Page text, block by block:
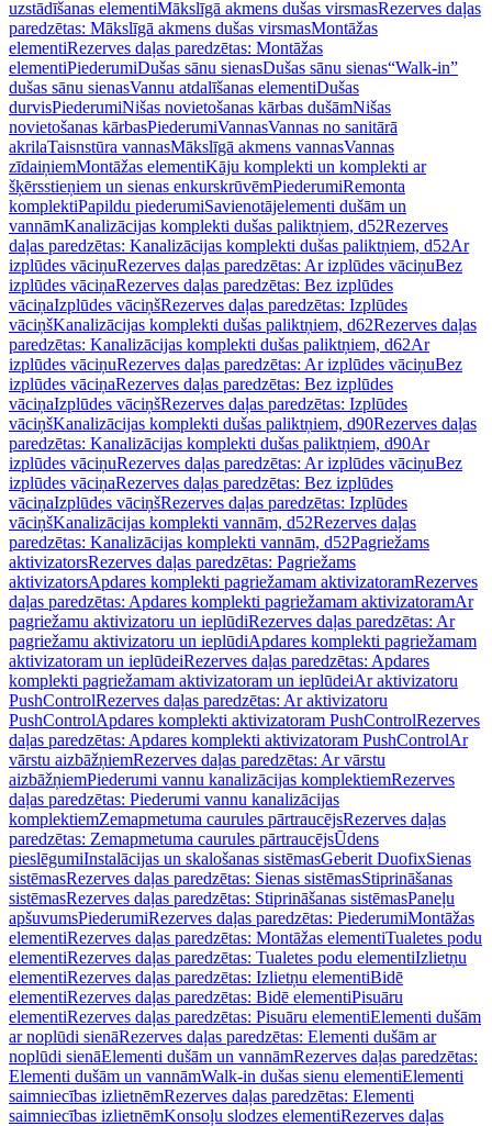
uzstādīšanas elementiMākslīgā akmens dušas virsmasRezerves daļas
paredzētas: Mākslīgā akmens dušas virsmasMontāžas
elementiRezerves daļas paredzētas: Montāžas
elementiPiederumiDušas sānu sienasDušas sānu sienas“Walk-in”
dušas sānu sienasVannu atdalīšanas elementiDušas
durvisPiederumiNišas novietošanas kārbas dušāmNišas
novietošanas kārbasPiederumiVannasVannas no sanitārā
akrilaTaisnstūra vannasMākslīgā akmens vannasVannas
zīdaiņiemMontāžas elementiKāju komplekti un komplekti ar
šķērsstieņiem un sienas enkurskrūvēmPiederumiRemonta
komplektiPapildu piederumiSavienotājelementi dušām un
vannāmKanalizācijas komplekti dušas paliktņiem, d52Rezerves
daļas paredzētas: Kanalizācijas komplekti dušas paliktņiem, d52Ar
izplūdes vāciņuRezerves daļas paredzētas: Ar izplūdes vāciņuBez
izplūdes vāciņaRezerves daļas paredzētas: Bez izplūdes
vāciņaIzplūdes vāciņšRezerves daļas paredzētas: Izplūdes
vāciņšKanalizācijas komplekti dušas paliktņiem, d62Rezerves daļas
paredzētas: Kanalizācijas komplekti dušas paliktņiem, d62Ar
izplūdes vāciņuRezerves daļas paredzētas: Ar izplūdes vāciņuBez
izplūdes vāciņaRezerves daļas paredzētas: Bez izplūdes
vāciņaIzplūdes vāciņšRezerves daļas paredzētas: Izplūdes
vāciņšKanalizācijas komplekti dušas paliktņiem, d90Rezerves daļas
paredzētas: Kanalizācijas komplekti dušas paliktņiem, d90Ar
izplūdes vāciņuRezerves daļas paredzētas: Ar izplūdes vāciņuBez
izplūdes vāciņaRezerves daļas paredzētas: Bez izplūdes
vāciņaIzplūdes vāciņšRezerves daļas paredzētas: Izplūdes
vāciņšKanalizācijas komplekti vannām, d52Rezerves daļas
paredzētas: Kanalizācijas komplekti vannām, d52Pagriežams
aktivizatorsRezerves daļas paredzētas: Pagriežams
aktivizatorsApdares komplekti pagriežamam aktivizatoramRezerves
daļas paredzētas: Apdares komplekti pagriežamam aktivizatoramAr
pagriežamu aktivizatoru un ieplūdiRezerves daļas paredzētas: Ar
pagriežamu aktivizatoru un ieplūdiApdares komplekti pagriežamam
aktivizatoram un ieplūdeiRezerves daļas paredzētas: Apdares
komplekti pagriežamam aktivizatoram un ieplūdeiAr aktivizatoru
PushControlRezerves daļas paredzētas: Ar aktivizatoru
PushControlApdares komplekti aktivizatoram PushControlRezerves
daļas paredzētas: Apdares komplekti aktivizatoram PushControlAr
vārstu aizbāžņiemRezerves daļas paredzētas: Ar vārstu
aizbāžņiemPiederumi vannu kanalizācijas komplektiemRezerves
daļas paredzētas: Piederumi vannu kanalizācijas
komplektiemZemapmetuma caurules pārtraucējsRezerves daļas
paredzētas: Zemapmetuma caurules pārtraucējsŪdens
pieslēgumiInstalācijas un skalošanas sistēmasGeberit DuofixSienas
sistēmasRezerves daļas paredzētas: Sienas sistēmasStiprināšanas
sistēmasRezerves daļas paredzētas: Stiprināšanas sistēmasPaneļu
apšuvumsPiederumiRezerves daļas paredzētas: PiederumiMontāžas
elementiRezerves daļas paredzētas: Montāžas elementiTualetes podu
elementiRezerves daļas paredzētas: Tualetes podu elementiIzlietņu
elementiRezerves daļas paredzētas: Izlietņu elementiBidē
elementiRezerves daļas paredzētas: Bidē elementiPisuāru
elementiRezerves daļas paredzētas: Pisuāru elementiElementi dušām
ar noplūdi sienāRezerves daļas paredzētas: Elementi dušām ar
noplūdi sienāElementi dušām un vannāmRezerves daļas paredzētas:
Elementi dušām un vannāmWalk-in dušas sienu elementiElementi
saimniecības izlietnēmRezerves daļas paredzētas: Elementi
saimniecības izlietnēmKonsoļu slodzes elementiRezerves daļas